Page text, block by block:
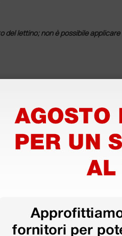
lettino; non è possibile applicare
e manipolazioni